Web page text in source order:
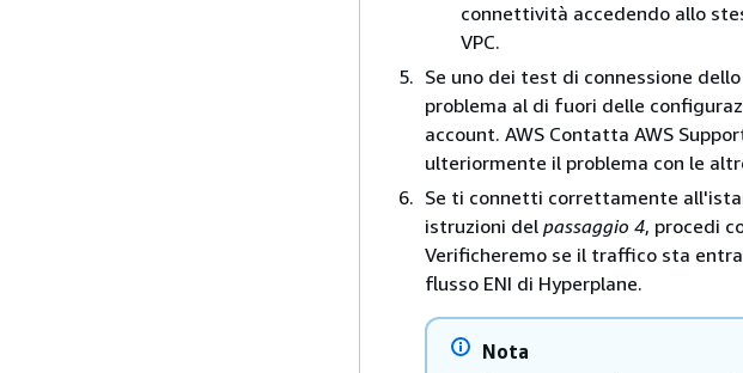
connettività accedendo allo
VPC.
Se uno dei test di connessione dello
problema al di fuori delle
account. AWS Contatta AWS
ulteriormente il problema con le
Se ti connetti correttamente
istruzioni del passaggio 4, procedi
Verificheremo se il traffico sta
flusso ENI di Hyperplane.
Nota